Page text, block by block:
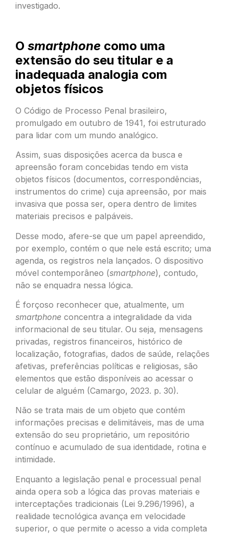
investigado.
O smartphone como uma
extensão do seu titular e a
inadequada analogia com
objetos físicos
O Código de Processo Penal brasileiro,
promulgado em outubro de 1941, foi estruturado
para lidar com um mundo analógico.
Assim, suas disposições acerca da busca e
apreensão foram concebidas tendo em vista
objetos físicos (documentos, correspondências,
instrumentos do crime) cuja apreensão, por mais
invasiva que possa ser, opera dentro de limites
materiais precisos e palpáveis.
Desse modo, afere-se que um papel apreendido,
por exemplo, contém o que nele está escrito; uma
agenda, os registros nela lançados. O dispositivo
móvel contemporâneo (smartphone), contudo,
não se enquadra nessa lógica.
É forçoso reconhecer que, atualmente, um
smartphone concentra a integralidade da vida
informacional de seu titular. Ou seja, mensagens
privadas, registros financeiros, histórico de
localização, fotografias, dados de saúde, relações
afetivas, preferências políticas e religiosas, são
elementos que estão disponíveis ao acessar o
celular de alguém (Camargo, 2023. p. 30).
Não se trata mais de um objeto que contém
informações precisas e delimitáveis, mas de uma
extensão do seu proprietário, um repositório
contínuo e acumulado de sua identidade, rotina e
intimidade.
Enquanto a legislação penal e processual penal
ainda opera sob a lógica das provas materiais e
interceptações tradicionais (Lei 9.296/1996), a
realidade tecnológica avança em velocidade
superior, o que permite o acesso a vida completa